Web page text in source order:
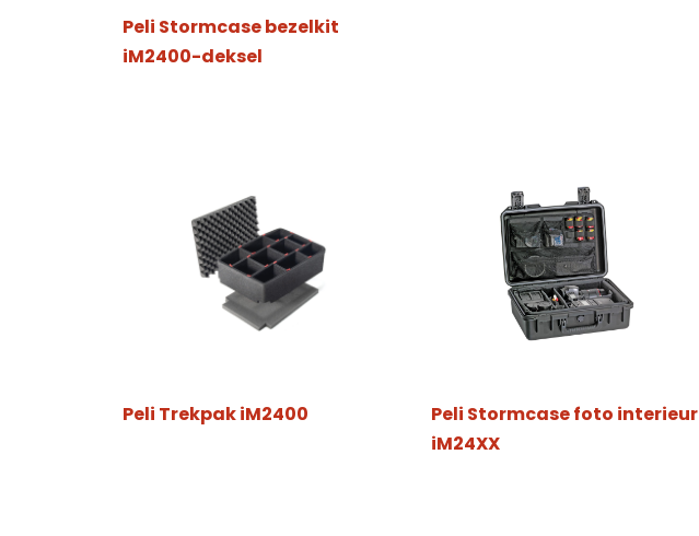
Peli Stormcase bezelkit
iM2400-deksel
Peli Trekpak iM2400
Peli Stormcase foto interieur
iM24XX